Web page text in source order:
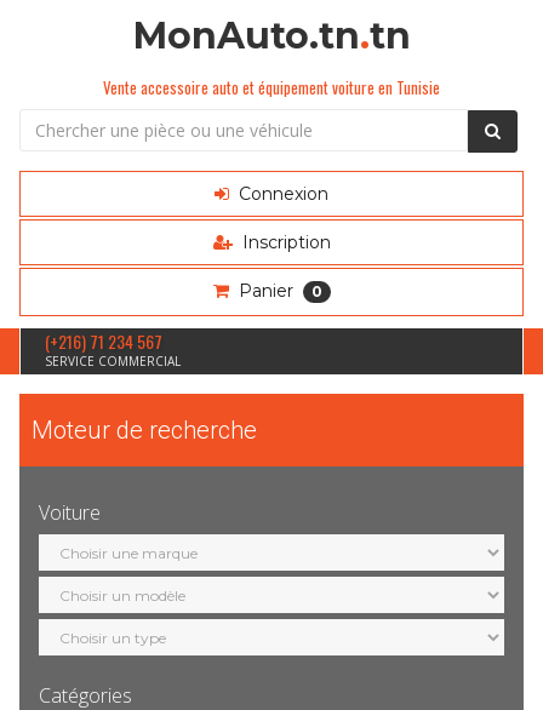
MonAuto.tn.tn
Vente accessoire auto et équipement voiture en Tunisie
Connexion
Inscription
Panier 0
(+216) 71 234 567
SERVICE COMMERCIAL
Moteur de recherche
Voiture
Sélection
marque
Sélection
modèle
Sélection
motorisation
Catégories